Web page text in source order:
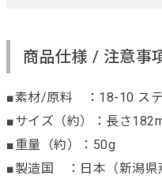
商品仕様 / 注意事
■素材/原料 ：18-10 ス
■サイズ（約）：長さ
■重量（約）：50g
■製造国 ：日本（新潟県